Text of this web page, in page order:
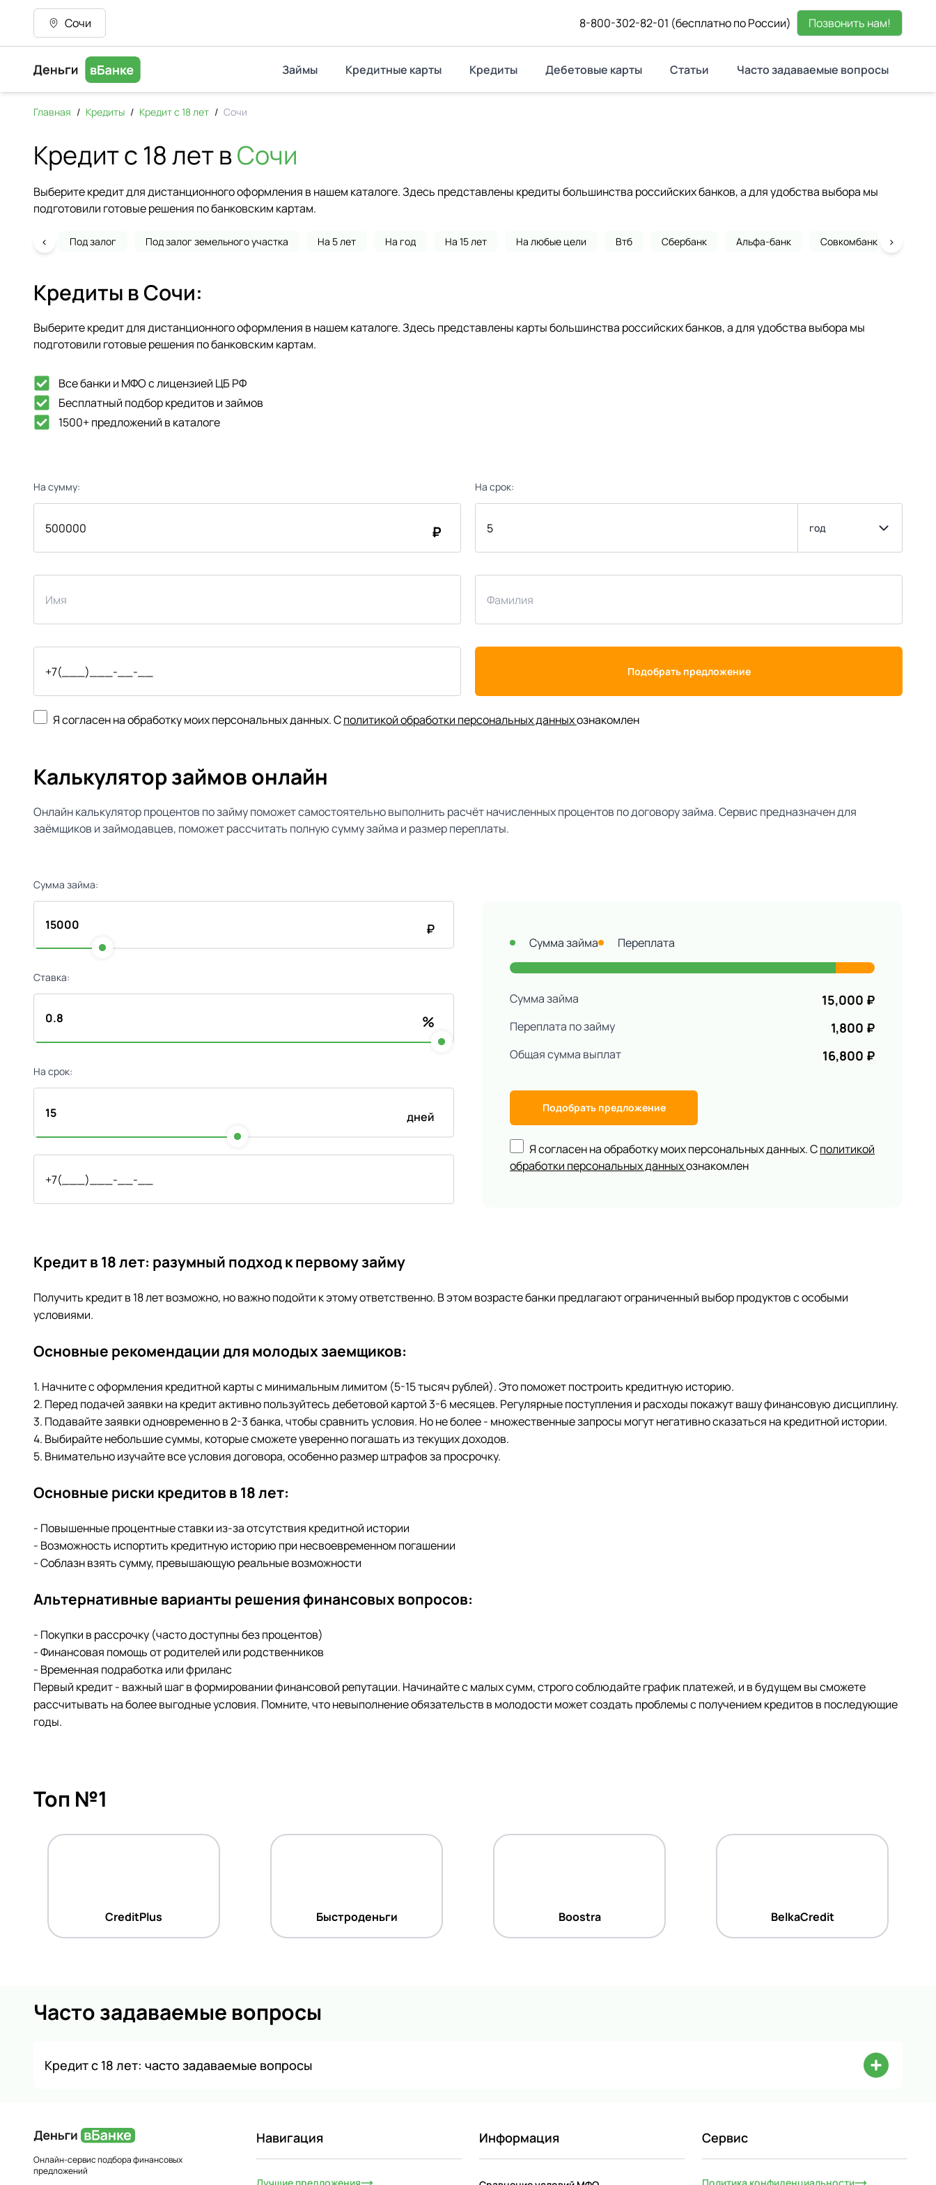
Сочи 8-800-302-82-01 (бесплатно по России) Позвонить нам!
Займы Кредитные карты Кредиты Дебетовые карты Статьи Часто задаваемые вопросы
Главная / Кредиты / Кредит с 18 лет / Сочи
Кредит с 18 лет вСочи
Выберите кредит для дистанционного оформления в нашем каталоге. Здесь представлены кредиты большинства российских банков, а для удобства выбора мы
подготовили готовые решения по банковским картам.
Под залог Под залог земельного участка На 5 лет На год На 15 лет На любые цели Втб Сбербанк Альфа-банк Совкомбанк
‹ ›
Кредиты вСочи:
Выберите кредит для дистанционного оформления в нашем каталоге. Здесь представлены карты большинства российских банков, а для удобства выбора мы
подготовили готовые решения по банковским картам.
Все банки и МФО с лицензией ЦБ РФ
Бесплатный подбор кредитов и займов
1500+ предложений в каталоге
На сумму:
₽
На срок:
год
Подобрать предложение
Я согласен на обработку моих персональных данных. Сполитикой обработки персональных данныхознакомлен
Калькулятор займов онлайн
Онлайн калькулятор процентов по займу поможет самостоятельно выполнить расчёт начисленных процентов по договору займа. Сервис предназначен для
заёмщиков и займодавцев, поможет рассчитать полную сумму займа и размер переплаты.
Сумма займа:
₽
Ставка:
%
На срок:
дней
Сумма займа Переплата
Сумма займа 15,000 ₽
Переплата по займу 1,800 ₽
Общая сумма выплат 16,800 ₽
Подобрать предложение
Я согласен на обработку моих персональных данных. Сполитикой
обработки персональных данныхознакомлен
Кредит в 18 лет: разумный подход к первому займу
Получить кредит в 18 лет возможно, но важно подойти к этому ответственно. В этом возрасте банки предлагают ограниченный выбор продуктов с особыми
условиями.
Основные рекомендации для молодых заемщиков:
1. Начните с оформления кредитной карты с минимальным лимитом (5-15 тысяч рублей). Это поможет построить кредитную историю.
2. Перед подачей заявки на кредит активно пользуйтесь дебетовой картой 3-6 месяцев. Регулярные поступления и расходы покажут вашу финансовую дисциплину.
3. Подавайте заявки одновременно в 2-3 банка, чтобы сравнить условия. Но не более - множественные запросы могут негативно сказаться на кредитной истории.
4. Выбирайте небольшие суммы, которые сможете уверенно погашать из текущих доходов.
5. Внимательно изучайте все условия договора, особенно размер штрафов за просрочку.
Основные риски кредитов в 18 лет:
- Повышенные процентные ставки из-за отсутствия кредитной истории
- Возможность испортить кредитную историю при несвоевременном погашении
- Соблазн взять сумму, превышающую реальные возможности
Альтернативные варианты решения финансовых вопросов:
- Покупки в рассрочку (часто доступны без процентов)
- Финансовая помощь от родителей или родственников
- Временная подработка или фриланс
Первый кредит - важный шаг в формировании финансовой репутации. Начинайте с малых сумм, строго соблюдайте график платежей, и в будущем вы сможете
рассчитывать на более выгодные условия. Помните, что невыполнение обязательств в молодости может создать проблемы с получением кредитов в последующие
годы.
Топ №1
CreditPlus Быстроденьги Boostra BelkaCredit
Часто задаваемые вопросы
Кредит с 18 лет: часто задаваемые вопросы
Онлайн-сервис подбора финансовых
предложений
Навигация Информация Сервис